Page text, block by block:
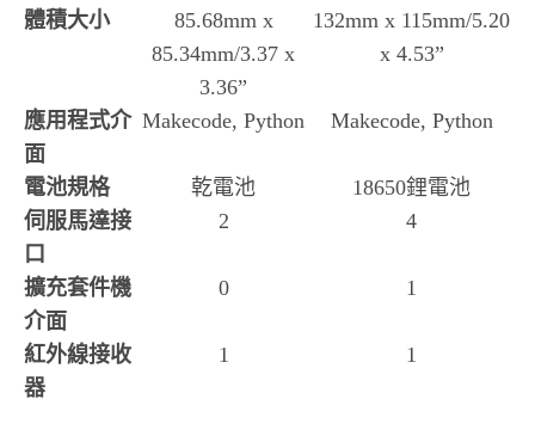
體積大小
85.68mm x
85.34mm/3.37 x
3.36”
132mm x 115mm/5.20
x 4.53”
應用程式介
面
Makecode, Python Makecode, Python
電池規格 乾電池
18650鋰電池
伺服馬達接
口
2 4
擴充套件機
介面
0 1
紅外線接收
器
1 1